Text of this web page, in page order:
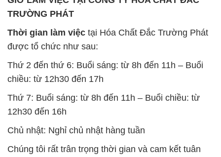
TRƯỜNG PHÁT
Thời gian làm việc tại Hóa Chất Đắc Trường Phát
được tổ chức như sau:
Thứ 2 đến thứ 6: Buổi sáng: từ 8h đến 11h – Buổi
chiều: từ 12h30 đến 17h
Thứ 7: Buổi sáng: từ 8h đến 11h – Buổi chiều: từ
12h30 đến 16h
Chủ nhật: Nghỉ chủ nhật hàng tuần
Chúng tôi rất trân trọng thời gian và cam kết tuân